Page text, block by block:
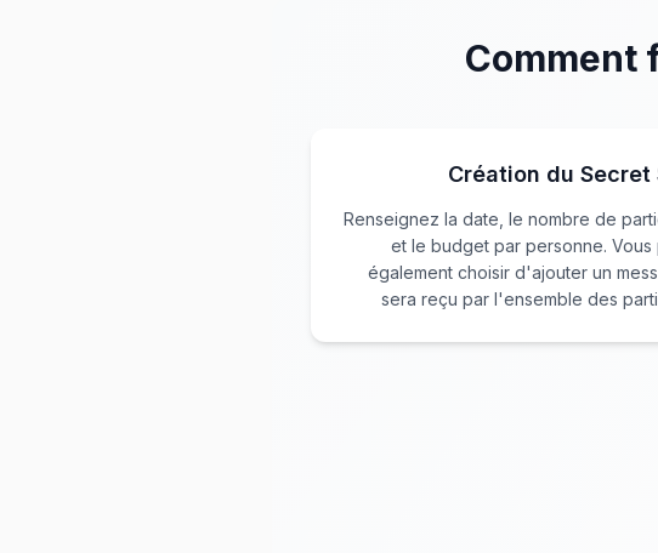
Comment
Création du Secret
Renseignez la date, le nombre de
et le budget par personne. Vous
également choisir d'ajouter un
sera reçu par l'ensemble des